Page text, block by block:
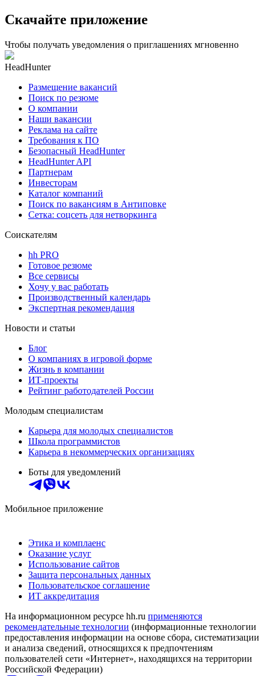
Скачайте приложение
Чтобы получать уведомления о приглашениях мгновенно
HeadHunter
Размещение вакансий
Поиск по резюме
О компании
Наши вакансии
Реклама на сайте
Требования к ПО
Безопасный HeadHunter
HeadHunter API
Партнерам
Инвесторам
Каталог компаний
Поиск по вакансиям в Антиповке
Сетка: соцсеть для нетворкинга
Соискателям
hh PRO
Готовое резюме
Все сервисы
Хочу у вас работать
Производственный календарь
Экспертная рекомендация
Новости и статьи
Блог
О компаниях в игровой форме
Жизнь в компании
ИТ-проекты
Рейтинг работодателей России
Молодым специалистам
Карьера для молодых специалистов
Школа программистов
Карьера в некоммерческих организациях
Боты для уведомлений
Мобильное приложение
Этика и комплаенс
Оказание услуг
Использование сайтов
Защита персональных данных
Пользовательское соглашение
ИТ аккредитация
На информационном ресурсе hh.ru применяются
рекомендательные технологии (информационные технологии
предоставления информации на основе сбора, систематизации
и анализа сведений, относящихся к предпочтениям
пользователей сети «Интернет», находящихся на территории
Российской Федерации)